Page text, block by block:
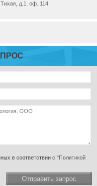
д.1, оф. 114
в соответствии с "Политикой
Отправить запрос